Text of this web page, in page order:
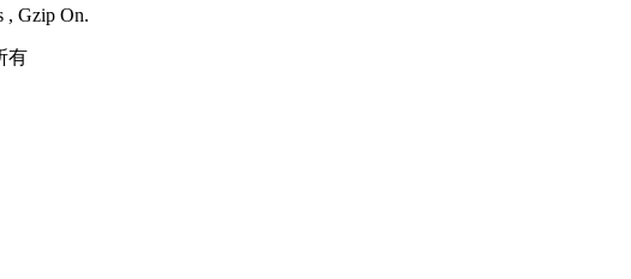
, Gzip On.
有